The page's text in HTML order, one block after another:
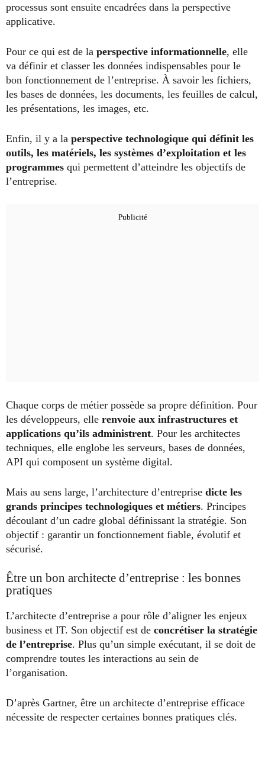
processus sont ensuite encadrées dans la perspective
applicative.
Pour ce qui est de la perspective informationnelle, elle
va définir et classer les données indispensables pour le
bon fonctionnement de l’entreprise. À savoir les fichiers,
les bases de données, les documents, les feuilles de calcul,
les présentations, les images, etc.
Enfin, il y a la perspective technologique qui définit les
outils, les matériels, les systèmes d’exploitation et les
programmes qui permettent d’atteindre les objectifs de
l’entreprise.
Chaque corps de métier possède sa propre définition. Pour
les développeurs, elle renvoie aux infrastructures et
applications qu’ils administrent. Pour les architectes
techniques, elle englobe les serveurs, bases de données,
API qui composent un système digital.
Mais au sens large, l’architecture d’entreprise dicte les
grands principes technologiques et métiers. Principes
découlant d’un cadre global définissant la stratégie. Son
objectif : garantir un fonctionnement fiable, évolutif et
sécurisé.
Être un bon architecte d’entreprise : les bonnes
pratiques
L’architecte d’entreprise a pour rôle d’aligner les enjeux
business et IT. Son objectif est de concrétiser la stratégie
de l’entreprise. Plus qu’un simple exécutant, il se doit de
comprendre toutes les interactions au sein de
l’organisation.
D’après Gartner, être un architecte d’entreprise efficace
nécessite de respecter certaines bonnes pratiques clés.